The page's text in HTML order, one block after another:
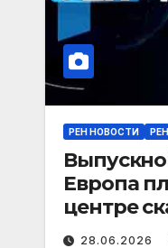
РЕН НОВОСТИ
Европа
центре
Новости
28.06.2026